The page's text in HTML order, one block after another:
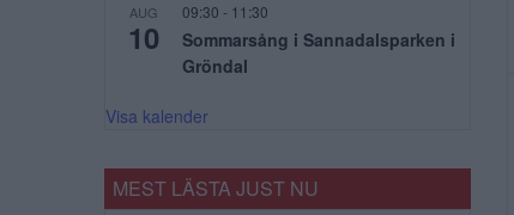
AUG
10
09:30 - 11:30
Sommarsång i Sannadalsparken i
Gröndal
Visa kalender
MEST LÄSTA JUST NU